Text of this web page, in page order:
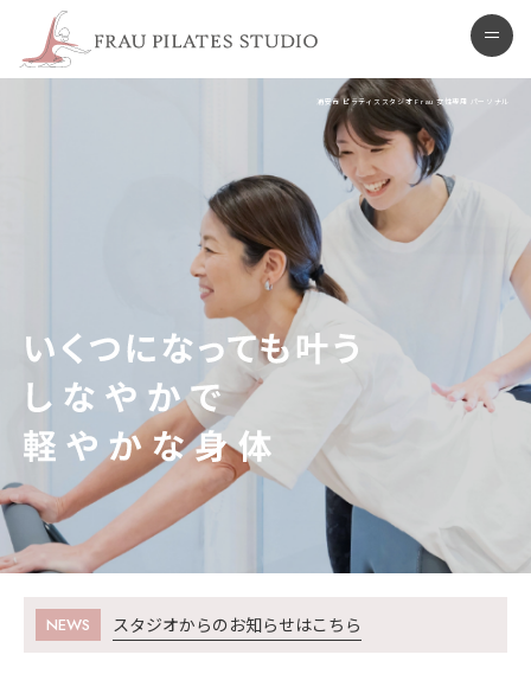
浦安市 ピラティススタジオ Frau 女性専用 パーソナル
いくつになっても叶う しなやかで 軽やかな身体
NEWS スタジオからのお知らせはこちら